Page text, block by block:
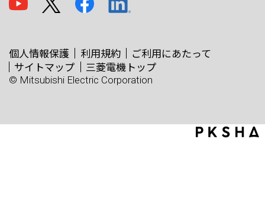
個人情報保護 利用規約
ご利用にあたって
サイトマップ
三菱電機トップ
© Mitsubishi Electric Corporation